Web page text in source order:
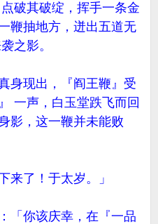
破其破绽，挥手一条金
鞭抽地方，迸出五道无
之影。
身现出，『阎王鞭』受
一声，白玉堂跌飞而回
影，这一鞭并未能败
来了！于太岁。」
「你该庆幸，在『一品